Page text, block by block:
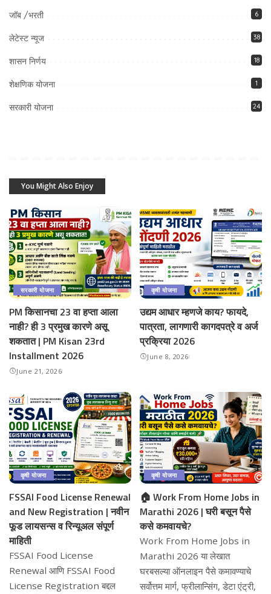
जॉब /भरती 6
लेटेस्ट न्यूज 38
शासन निर्णय 18
शेक्षणिक योजना 1
सरकारी योजना 24
You Might Also Enjoy
सरकारी योजना
PM किसानचा 23 वा हप्ता आला
नाही? ही 3 प्रमुख कारणे असू
शकतात | PM Kisan 23rd
Installment 2026
June 21, 2026
कृषी योजना
उद्यम आधार म्हणजे काय? फायदे,
पात्रता, लागणारी कागदपत्रे व अर्ज
प्रक्रिया 2026
June 8, 2026
कृषी योजना
FSSAI Food License Renewal
and New Registration | नवीन
फूड लायसन्स व रिन्यूअल संपूर्ण
माहिती
FSSAI Food License
Renewal आणि FSSAI Food
License Registration बद्दल
कृषी योजना
🏠 Work From Home Jobs in
Marathi 2026 | घरी बसून पैसे
कसे कमवायचे?
Work From Home Jobs in
Marathi 2026 या लेखात
घरबसल्या ऑनलाइन पैसे कमावण्याचे
सर्वोत्तम मार्ग, फ्रीलान्सिंग, डेटा एंट्री,